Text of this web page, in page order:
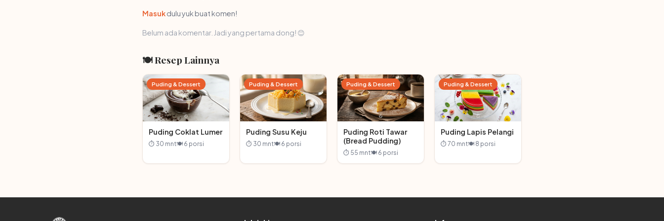
Masukdulu yuk buat komen!
Belum ada komentar. Jadi yang pertama dong! 😊
🍽 Resep Lainnya
Puding & Dessert
Puding Coklat Lumer
⏱ 30 mnt🍽 6 porsi
Puding & Dessert
Puding Susu Keju
⏱ 30 mnt🍽 6 porsi
Puding & Dessert
Puding Roti Tawar
(Bread Pudding)
⏱ 55 mnt🍽 6 porsi
Puding & Dessert
Puding Lapis Pelangi
⏱ 70 mnt🍽 8 porsi